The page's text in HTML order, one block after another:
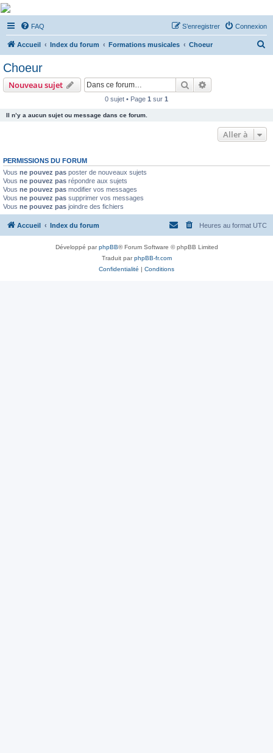
De Musicae Militari -
Forums
Forums de discussions
FAQ Connexion
S’enregistrer
Accueil Index du forum Formations musicales Choeur
Choeur
Nouveau sujet Rechercher
0 sujet • Page 1 sur 1
Il n’y a aucun sujet ou message dans ce forum.
Aller à
PERMISSIONS DU FORUM
Vous ne pouvez pas poster de nouveaux sujets
Vous ne pouvez pas répondre aux sujets
Vous ne pouvez pas modifier vos messages
Vous ne pouvez pas supprimer vos messages
Vous ne pouvez pas joindre des fichiers
Accueil Index du forum Heures au format UTC
Développé parphpBB® Forum Software © phpBB Limited
Traduit parphpBB-fr.com
Confidentialité | Conditions